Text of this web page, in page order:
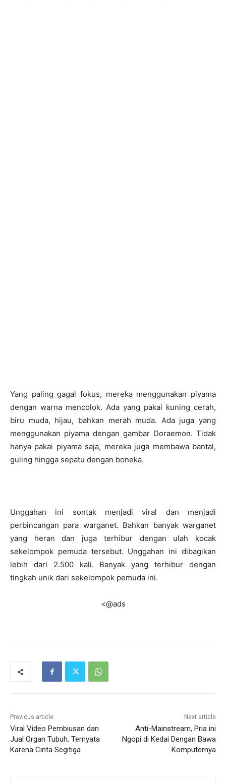
Yang paling gagal fokus, mereka menggunakan piyama
dengan warna mencolok. Ada yang pakai kuning cerah,
biru muda, hijau, bahkan merah muda. Ada juga yang
menggunakan piyama dengan gambar Doraemon. Tidak
hanya pakai piyama saja, mereka juga membawa bantal,
guling hingga sepatu dengan boneka.
Unggahan ini sontak menjadi viral dan menjadi
perbincangan para warganet. Bahkan banyak warganet
yang heran dan juga terhibur dengan ulah kocak
sekelompok pemuda tersebut. Unggahan ini dibagikan
lebih dari 2.500 kali. Banyak yang terhibur dengan
tingkah unik dari sekelompok pemuda ini.
<@ads
Previous article
Viral Video Pembiusan dan
Jual Organ Tubuh, Ternyata
Karena Cinta Segitiga
Next article
Anti-Mainstream, Pria ini
Ngopi di Kedai Dengan Bawa
Komputernya